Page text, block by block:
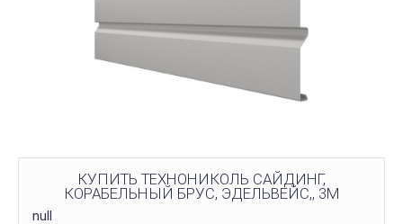
КУПИТЬ ТЕХНОНИКОЛЬ САЙДИНГ,
КОРАБЕЛЬНЫЙ БРУС, ЭДЕЛЬВЕЙС,, 3М
null